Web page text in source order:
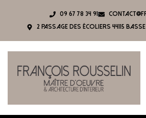
09 67 78 34 91
2 Passage des écoliers 44115